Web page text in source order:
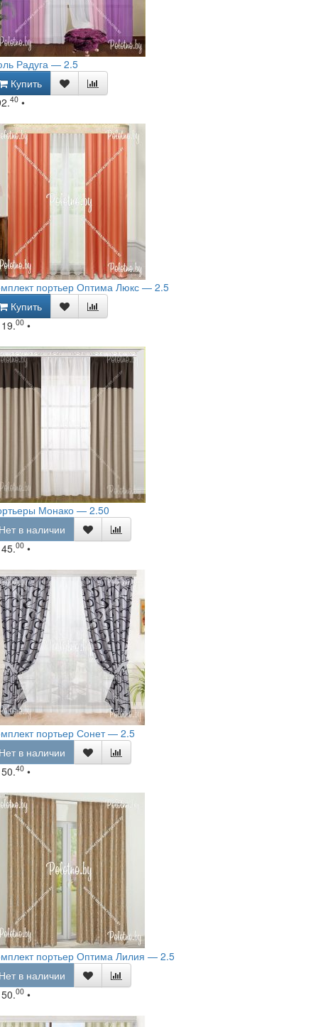
Радуга — 2.5
Купить
40 •
портьер Оптима Люкс — 2.5
Купить
00 •
Монако — 2.50
в наличии
00 •
портьер Сонет — 2.5
в наличии
40 •
портьер Оптима Лилия — 2.5
в наличии
00 •